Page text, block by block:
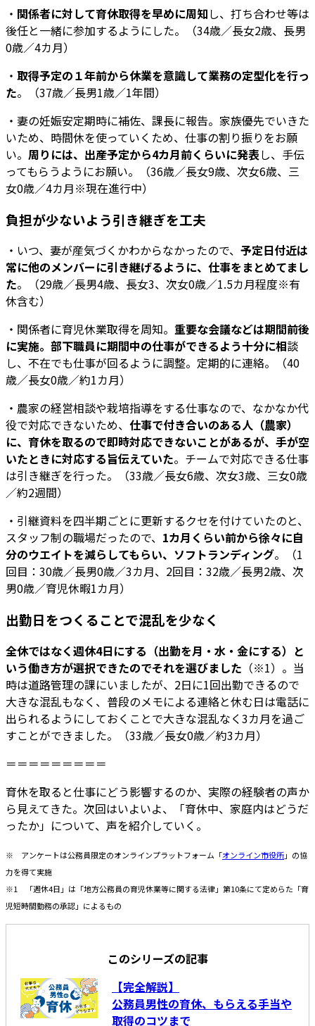
・ 関係者に対して育休取得を早めに周知し、打ち合わせ等は
後任と一緒に参加するようにした。（34歳／長女2歳、長男
0歳／4カ月）
・ 取得予定の１年前から休業を意識して業務の定型化を行っ
た。（37歳／長男1歳／1年間）
・妻の妊娠安定期時に補佐、課長に報告。家族優先でいきた
いため、時間休を使っていくため、仕事の割り振りをお願
い。 周りには、出産予定から4カ月前くらいに発表し、手伝
ってもらうようにお願い。（36歳／長女9歳、次女6歳、三
女0歳／4カ月※現在進行中）
負担が少ないよう引き継ぎを工夫
・いつ、妻が産気づくかわからなかったので、 予定日付近は
常に他のメンバーに引き継げるように、仕事をまとめてまし
た。（29歳／長男4歳、長女3、次女0歳／1.5カ月程度※有
休含む）
・関係者に育児休業取得を周知。 重要な会議などは期間前後
に実施。部下職員に期間中の仕事ができるよう十分に相談
し、不在でも仕事が回るように調整。定期的に連絡。（40
歳／長女0歳／約1カ月）
・農家の経営相談や栽培指導をする仕事なので、なかなか代
役で対応できないため、 仕事で付き合いのある人（農家）
に、育休を取るので即時対応できないことがあるが、手が空
いたときに対応する旨伝えていた。チームで対応できる仕事
は引き継ぎを行った。（33歳／長女6歳、次女3歳、三女0歳
／約2週間）
・引継資料を四半期ごとに更新するクセを付けていたのと、
スタッフ制の職場だったので、 1カ月くらい前から徐々に自
分のウエイトを減らしてもらい、ソフトランディング。（1
回目：30歳／長男0歳／3カ月、2回目：32歳／長男2歳、次
男0歳／育児休暇1カ月）
出勤日をつくることで混乱を少なく
全休ではなく週休4日にする（出勤を月・水・金にする）と
いう働き方が選択できたのでそれを選びました （※1）。当
時は道路管理の課にいましたが、2日に1回出勤できるので
大きな混乱もなく、普段のメモによる連絡と休む日は電話に
出られるようにしておくことで大きな混乱なく3カ月を過ご
すことができました。（33歳／長女0歳／約3カ月）
＝＝＝＝＝＝＝＝＝
育休を取ると仕事にどう影響するのか、実際の経験者の声か
ら見えてきた。次回はいよいよ、「育休中、家庭内はどうだ
ったか」について、声を紹介していく。
※ アンケートは公務員限定のオンラインプラットフォーム「オンライン市役所」の協
力を得て実施
※1 「週休4日」は「地方公務員の育児休業等に関する法律」第10条にて定めらた「育
児短時間勤務の承認」によるもの
このシリーズの記事
【完全解説】
公務員男性の育休、もらえる手当や
取得のコツまで